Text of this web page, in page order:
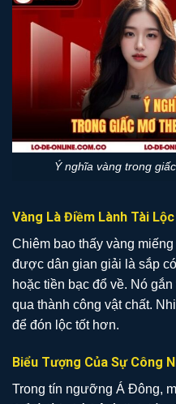
Ý nghĩa vàng trong
Vàng Là Điềm Lành Tài
Chiêm bao thấy vàng
được dân gian giải là sắp
hoặc tiền bạc đổ về. Nó
qua thành công vật chất.
để đón lộc tốt hơn.
Biểu Tượng Của Sự Công
Trong tín ngưỡng Á Đông,